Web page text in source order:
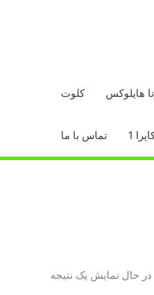
هایلوکس کلوت
1 تماس با ما
در حال نمایش یک نتیجه